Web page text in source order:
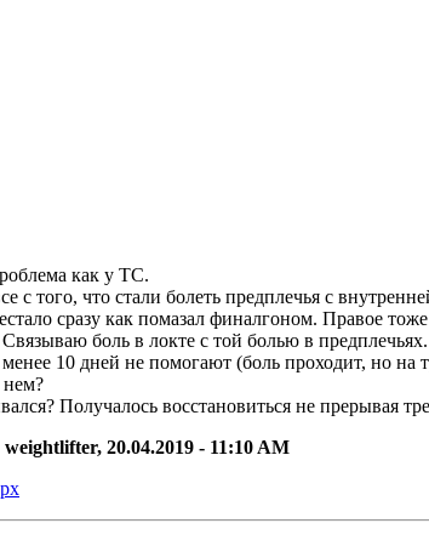
как у ТС.
с того, что стали болеть предплечья с
сразу как помазал финалгоном. Правое
боль в локте с той болью в предплечьях.
10 дней не помогают (боль проходит, но на
нем?
Получалось восстановиться не прерывая
20.04.2019 - 11:10 AM